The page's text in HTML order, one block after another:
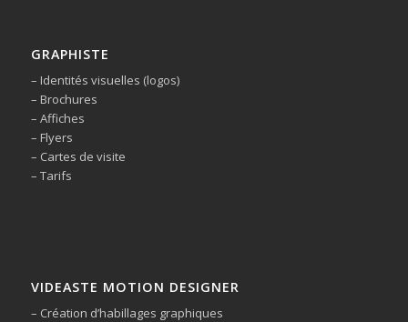
GRAPHISTE
– Identités visuelles (logos)
– Brochures
– Affiches
– Flyers
– Cartes de visite
– Tarifs
VIDEASTE MOTION DESIGNER
– Création d’habillages graphiques